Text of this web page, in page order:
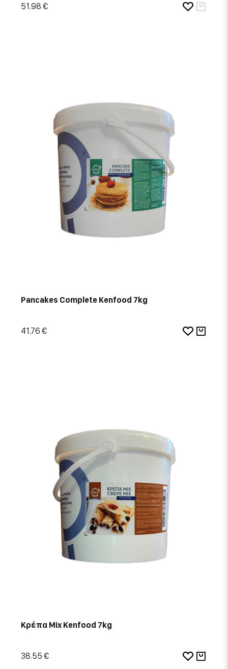
51.98 €
Pancakes Complete Kenfood 7kg
41.76 €
Κρέπα Mix Kenfood 7kg
38.55 €